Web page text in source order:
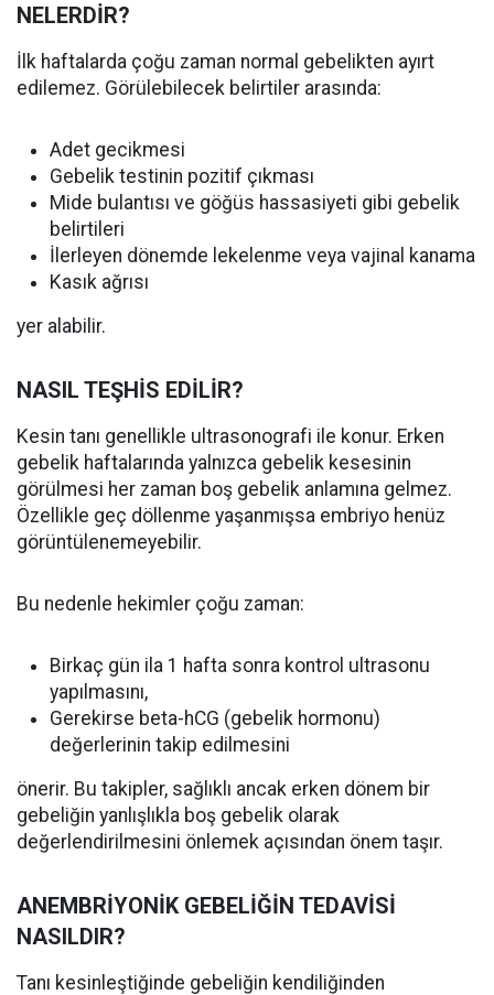
NELERDİR?
İlk haftalarda çoğu zaman normal gebelikten ayırt
edilemez. Görülebilecek belirtiler arasında:
Adet gecikmesi
Gebelik testinin pozitif çıkması
Mide bulantısı ve göğüs hassasiyeti gibi gebelik
belirtileri
İlerleyen dönemde lekelenme veya vajinal kanama
Kasık ağrısı
yer alabilir.
NASIL TEŞHİS EDİLİR?
Kesin tanı genellikle ultrasonografi ile konur. Erken
gebelik haftalarında yalnızca gebelik kesesinin
görülmesi her zaman boş gebelik anlamına gelmez.
Özellikle geç döllenme yaşanmışsa embriyo henüz
görüntülenemeyebilir.
Bu nedenle hekimler çoğu zaman:
Birkaç gün ila 1 hafta sonra kontrol ultrasonu
yapılmasını,
Gerekirse beta-hCG (gebelik hormonu)
değerlerinin takip edilmesini
önerir. Bu takipler, sağlıklı ancak erken dönem bir
gebeliğin yanlışlıkla boş gebelik olarak
değerlendirilmesini önlemek açısından önem taşır.
ANEMBRİYONİK GEBELİĞİN TEDAVİSİ
NASILDIR?
Tanı kesinleştiğinde gebeliğin kendiliğinden